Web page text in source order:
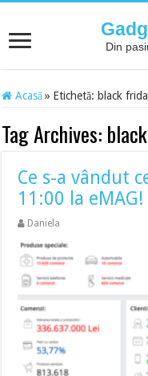
Din
Acasă » Etichetă: black
Tag Archives:
Ce s-a vândut
11:00 la eMAG!
Daniela